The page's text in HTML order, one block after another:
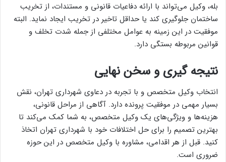
بله، وکیل می‌تواند با ارائه دفاعیات قانونی و مستندات، از تخریب
ساختمان جلوگیری کند یا حداقل تاخیر در تخریب ایجاد نماید. البته
موفقیت در این زمینه به عوامل مختلفی از جمله شدت تخلف و
قوانین مربوطه بستگی دارد.
نتیجه گیری و سخن نهایی
انتخاب وکیل متخصص و با تجربه در دعاوی شهرداری تهران، نقش
بسیار مهمی در موفقیت پرونده دارد. آگاهی از مراحل قانونی،
هزینه‌ها و ویژگی‌های یک وکیل متخصص، به شما کمک می‌کند تا
بهترین تصمیم را برای حل اختلافات خود با شهرداری تهران اتخاذ
کنید. قبل از هر اقدامی، مشاوره با وکیل متخصص در این حوزه
ضروری است.